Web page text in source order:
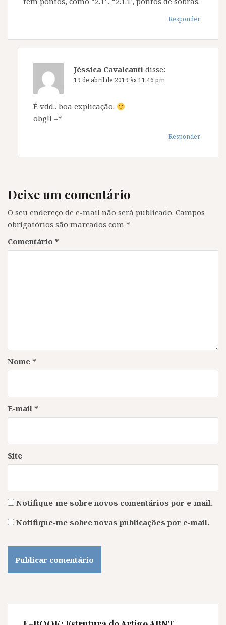
Responder
Jéssica Cavalcanti disse:
19 de abril de 2019 às 11:46 pm
É vdd.. boa explicação.
obg!! =*
Responder
Deixe um comentário
O seu endereço de e-mail não será publicado. Campos
obrigatórios são marcados com *
Comentário *
Nome *
E-mail *
Site
Notifique-me sobre novos comentários por e-mail.
Notifique-me sobre novas publicações por e-mail.